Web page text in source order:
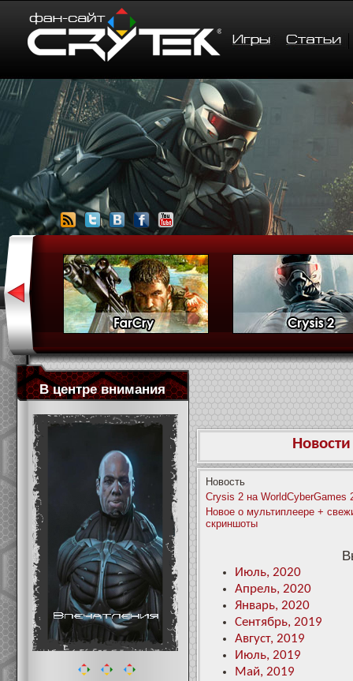
В центре внимания
Новость
Crysis 2 на WorldCyberGames
Новое о мультиплеере +
скриншоты
Июль, 2020
Апрель, 2020
Январь, 2020
Сентябрь, 2019
Август, 2019
Июль, 2019
Май, 2019